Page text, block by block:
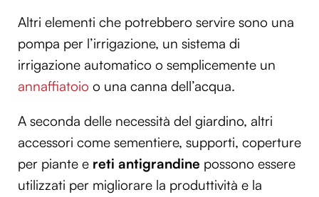
Altri elementi che potrebbero servire sono una
pompa per l’irrigazione, un sistema di
irrigazione automatico o semplicemente un
annaffiatoio o una canna dell’acqua.
A seconda delle necessità del giardino, altri
accessori come sementiere, supporti, coperture
per piante e reti antigrandine possono essere
utilizzati per migliorare la produttività e la